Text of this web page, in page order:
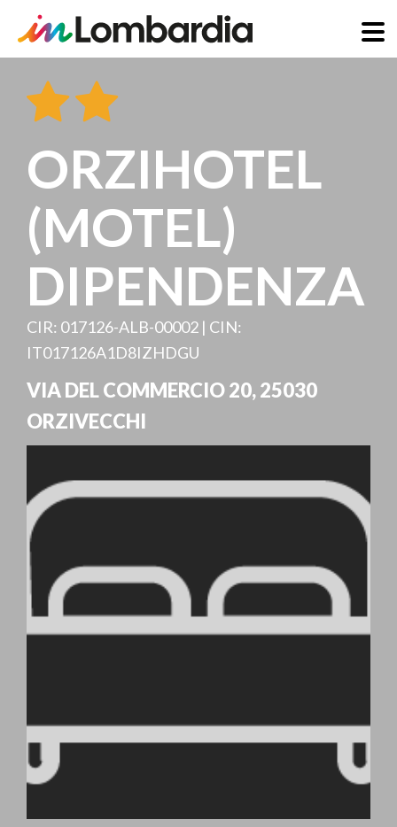
contenuto
ORZIHOTEL
(MOTEL)
DIPENDENZA
CIR: 017126-ALB-00002 | CIN:
IT017126A1D8IZHDGU
VIA DEL COMMERCIO 20,25030
ORZIVECCHI